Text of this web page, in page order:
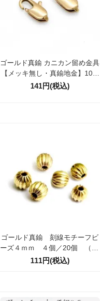
ゴールド真鍮 カニカン留め金具
【メッキ無し・真鍮地金】10m
m／12mm サイズ選択可｜アク
141円(税込)
ゴールド真鍮 刻線モチーフビ
ーズ４ｍｍ ４個／20個 （88
236055）
111円(税込)